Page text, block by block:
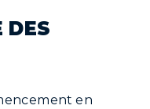
DES
en